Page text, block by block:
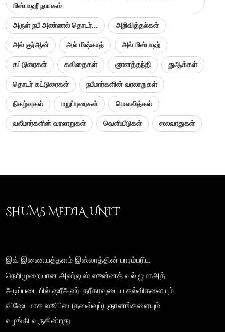
மிஸ்பாஹீ நாயகம்
அருள் நபீ அண்ணல் தொடர்... அறிவித்தல்கள்
அல் குர்ஆன் அல் மிஷ்காத் அல் மிஸ்பாஹ்
கட்டுரைகள் கவிதைகள் ஞானத்தந்தி துஆக்கள்
தொடர் கட்டுரைகள் நபீமார்களின் வரலாறுகள்
நிகழ்வுகள் மறுப்புரைகள் மௌலித்கள்
வலீமார்களின் வரலாறுகள் வெளியீடுகள் ஸலவாதுகள்
SHUMS MEDIA UNIT
இவ் இணையத்தளம் இஸ்லாத்தின் பாரம்பரிய
நெறிமுறையான அஹ்லுஸ் ஸுன்னத் வல் ஜமாஅத்
அடிப்படையில் ஷரீஅஹ், தரீகாவுடைய கல்விகளையும்
விஷேடமாக ஸூபிஸ (தஸவ்வுப்) ஞானங்களையும்
வழங்கி வருகின்றது.